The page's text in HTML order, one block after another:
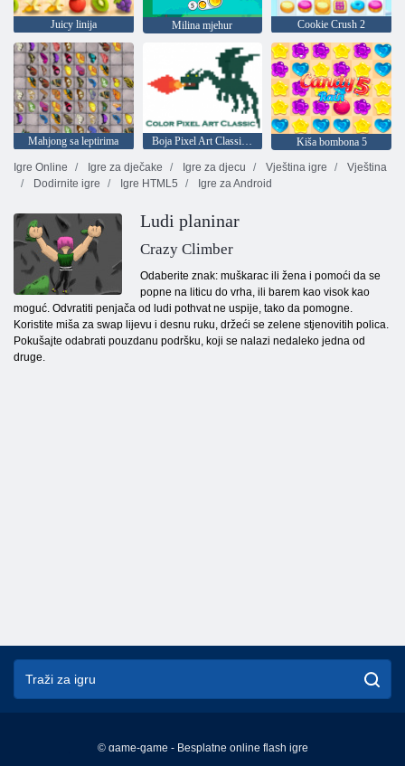
Juicy linija Milina mjehur Cookie Crush 2
Mahjong sa leptirima Boja Pixel Art Classic - boja piksela brojevima
Kiša bombona 5
Igre Online
Igre za dječake Igre za djecu Vještina igre
Vještina
Dodirnite igre
Igre HTML5 Igre za Android
Ludi planinar
Crazy Climber
Odaberite znak: muškarac ili žena i pomoći da se
popne na liticu do vrha, ili barem kao visok kao
moguć. Odvratiti penjača od ludi pothvat ne uspije, tako da pomogne.
Koristite miša za swap lijevu i desnu ruku, držeći se zelene stjenovitih polica.
Pokušajte odabrati pouzdanu podršku, koji se nalazi nedaleko jedna od
druge.
© game-game - Besplatne online flash igre